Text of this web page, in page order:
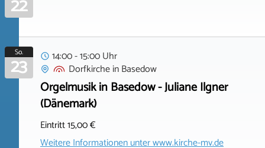
22
So.
23
14:00 - 15:00 Uhr
DorfkircheinBasedow
Orgelmusik in Basedow - Juliane Ilgner
(Dänemark)
Eintritt 15,00 €
Weitere Informationen unterwww.kirche-mv.de